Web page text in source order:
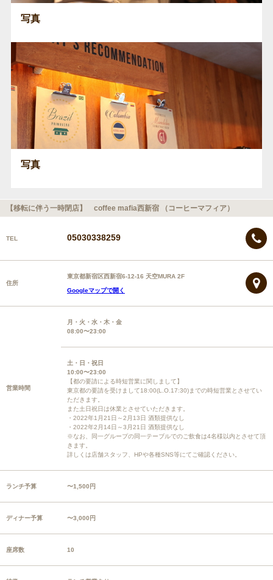
写真
写真
【移転に伴う一時閉店】 coffee mafia西新宿 （コーヒーマフィア）
TEL 05030338259
住所
東京都新宿区西新宿6-12-16 天空MURA 2F
Googleマップで開く
営業時間
月・火・水・木・金
08:00〜23:00
土・日・祝日
10:00〜23:00
【都の要請による時短営業に関しまして】
東京都の要請を受けまして18:00(L.O.17:30)までの時短営業とさせてい
ただきます。
また土日祝日は休業とさせていただきます。
・2022年1月21日～2月13日 酒類提供なし
・2022年2月14日～3月21日 酒類提供なし
※なお、同一グループの同一テーブルでのご飲食は4名様以内とさせて頂
きます。
詳しくは店舗スタッフ、HPや各種SNS等にてご確認ください。
ランチ予算 〜1,500円
ディナー予算 〜3,000円
座席数 10